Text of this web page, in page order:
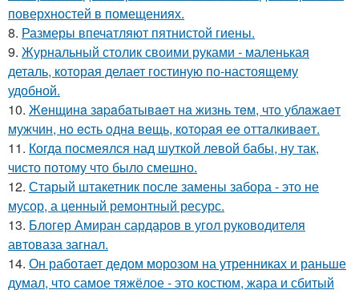
поверхностей в помещениях.
8. Размеры впечатляют пятнистой гиены.
9. Журнальный столик своими руками - маленькая
деталь, которая делает гостиную по-настоящему
удобной.
10. Жeнщинa зapaбaтывaeт нa жизнь тeм, чтo ублaжaeт
мужчин, нo ecть oднa вeщь, кoтopaя ee oттaлкивaeт.
11. Когда посмеялся над шуткой левой бабы, ну так,
чисто потому что было смешно.
12. Старый штакетник после замены забора - это не
мусор, а ценный ремонтный ресурс.
13. Блогер Амиран сардаров в угол руководителя
автоваза загнал.
14. Он работает дедом морозом на утренниках и раньше
думал, что самое тяжёлое - это костюм, жара и сбитый